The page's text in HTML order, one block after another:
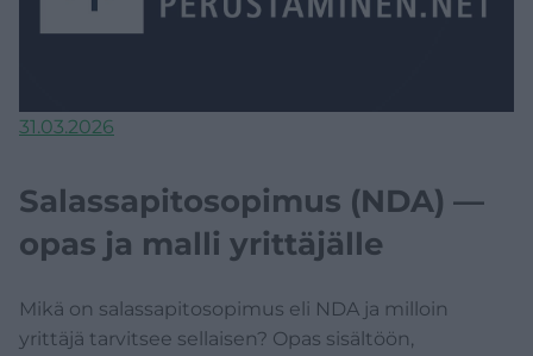
31.03.2026
Salassapitosopimus (NDA) —
opas ja malli yrittäjälle
Mikä on salassapitosopimus eli NDA ja milloin
yrittäjä tarvitsee sellaisen? Opas sisältöön,